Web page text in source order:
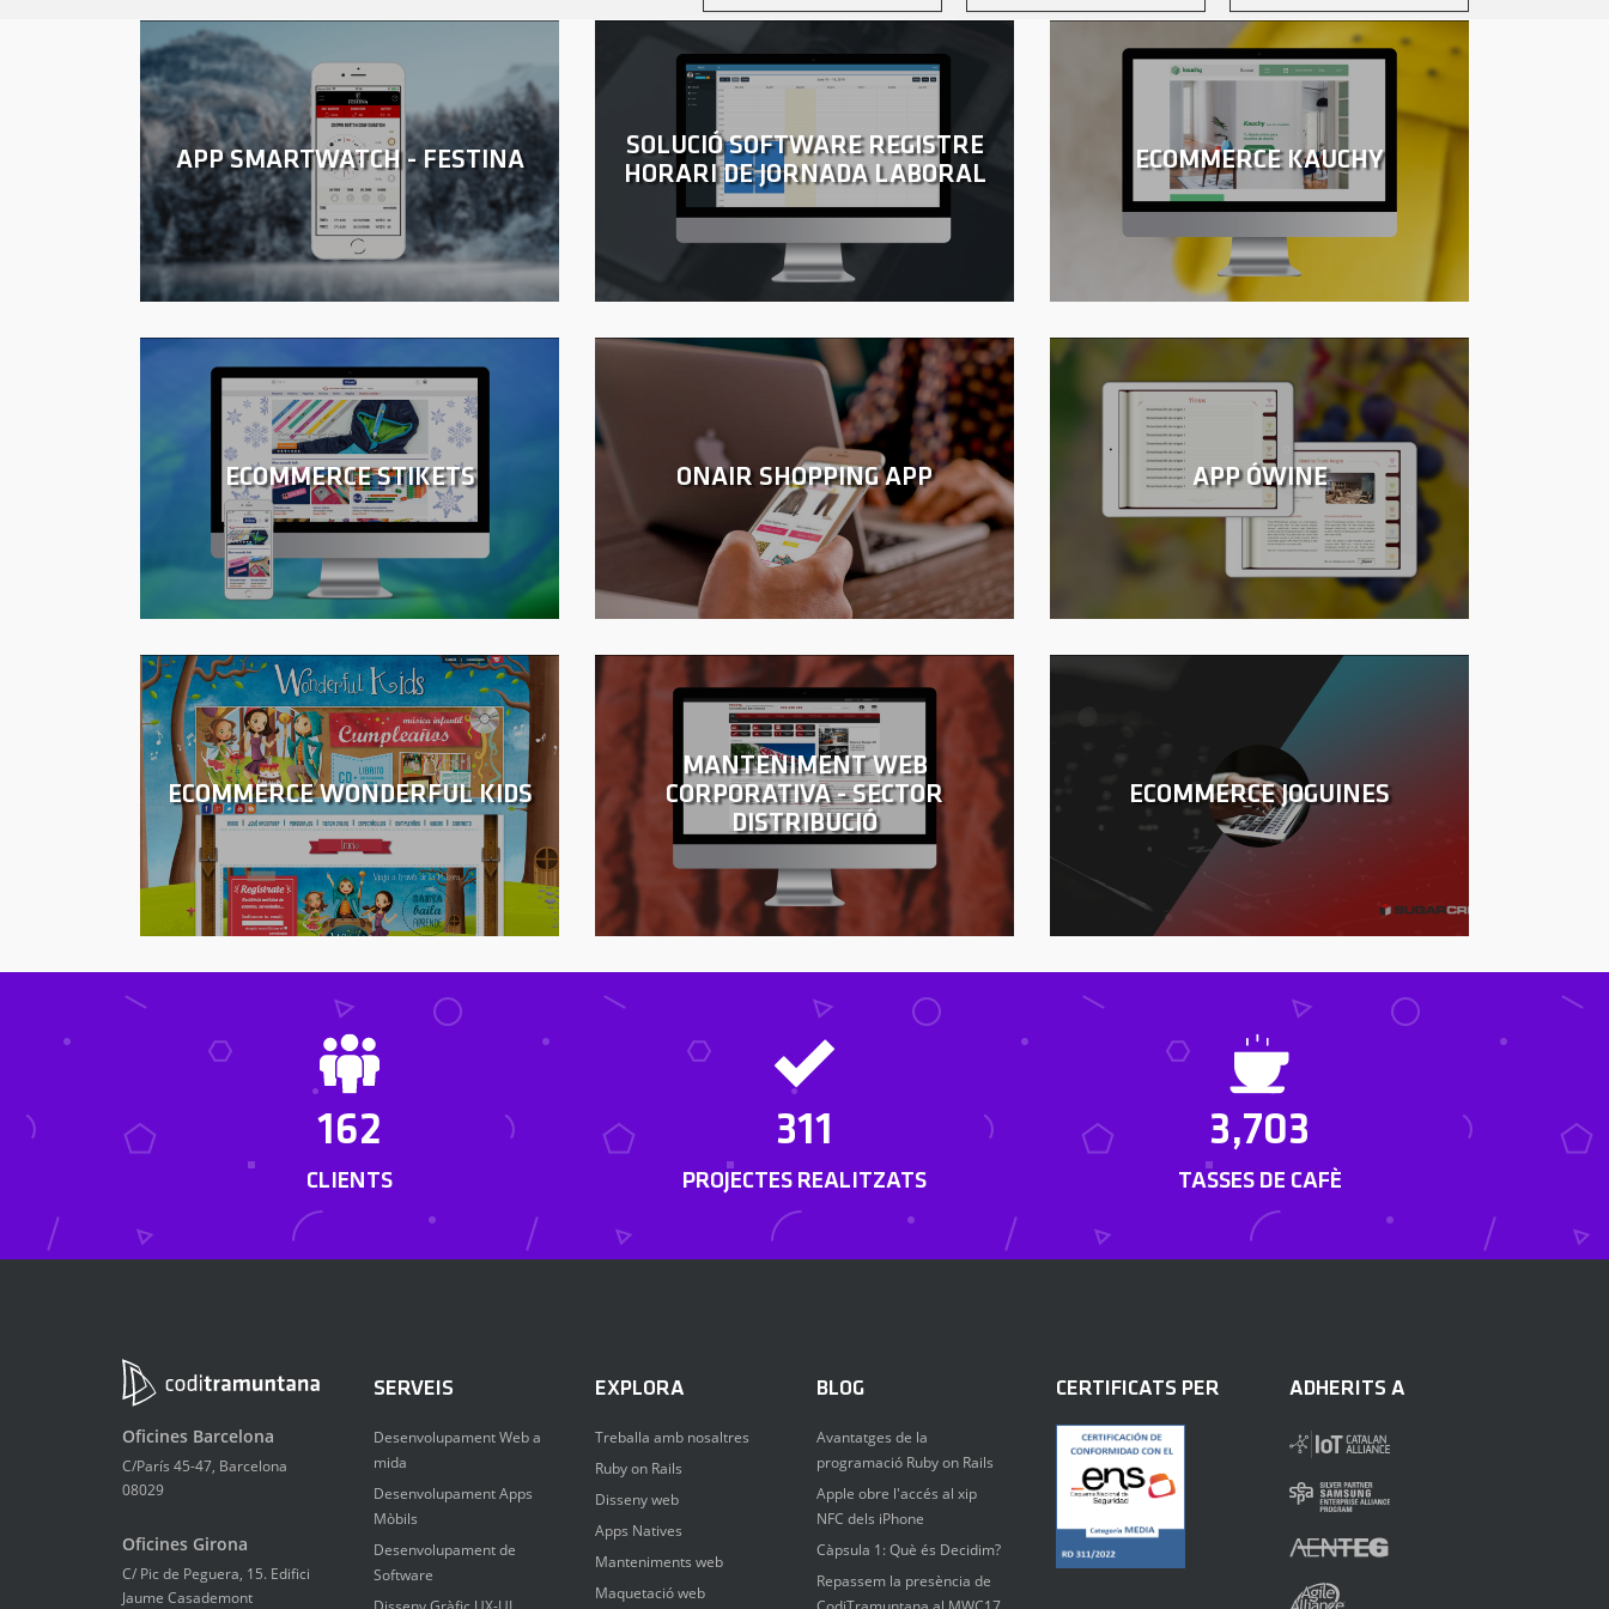
APP SMARTWATCH - FESTINA
SOLUCIÓ SOFTWARE REGISTRE
HORARI DE JORNADA LABORAL
ECOMMERCE KAUCHY
ECOMMERCE STIKETS ONAIR SHOPPING APP APP ÓWINE
ECOMMERCE WONDERFUL KIDS
MANTENIMENT WEB
CORPORATIVA - SECTOR
DISTRIBUCIÓ
ECOMMERCE JOGUINES
162
CLIENTS
311
PROJECTES REALITZATS
3,703
TASSES DE CAFÈ
Oficines Barcelona
C/París 45-47, Barcelona
08029
Oficines Girona
C/ Pic de Peguera, 15. Edifici
Jaume Casademont
SERVEIS
Desenvolupament Web a
mida
Desenvolupament Apps
Mòbils
Desenvolupament de
Software
EXPLORA
Treballa amb nosaltres
Ruby on Rails
Disseny web
Apps Natives
Manteniments web
Maquetació web
BLOG
Avantatges de la
programació Ruby on Rails
Apple obre l'accés al xip
NFC dels iPhone
Càpsula 1: Què és Decidim?
Repassem la presència de
CERTIFICATS PER ADHERITS A